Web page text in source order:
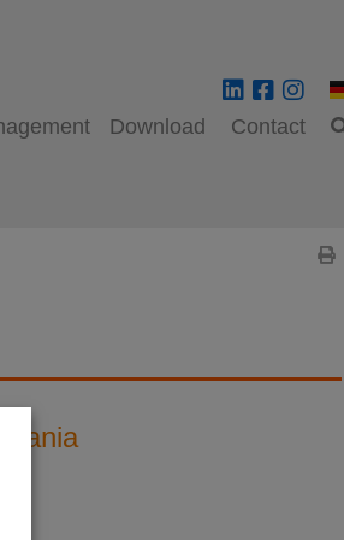
Download Contact